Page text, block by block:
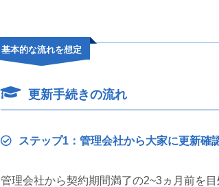
基本的な流れを想定
更新手続きの流れ
ステップ1：管理会社から大家に更新確
管理会社から契約期間満了の2~3ヵ月前を目